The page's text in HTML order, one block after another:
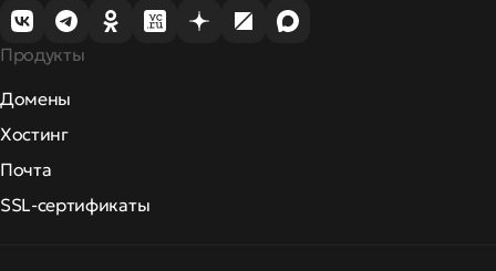
Продукты
Домены
Хостинг
Почта
SSL-сертификаты